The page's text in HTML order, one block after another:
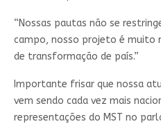
“Nossas pautas não se
campo, nosso projeto é muito
de transformação de país.”
Importante frisar que nossa
vem sendo cada vez mais
representações do MST no